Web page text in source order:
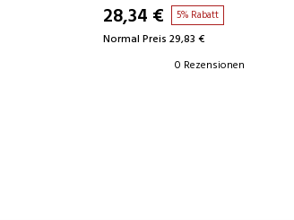
28,34 € 5% Rabatt
Normal Preis 29,83 €
0 Rezensionen